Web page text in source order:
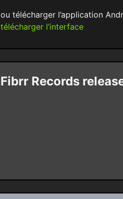
ou télécharger l’application
télécharger l’interface
Fibrr Records